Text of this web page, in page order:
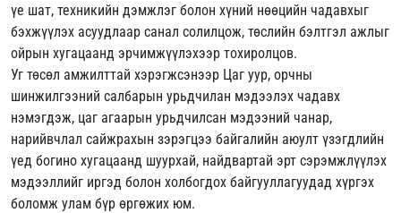
үе шат, техникийн дэмжлэг болон хүний нөөцийн чадавхыг
бэхжүүлэх асуудлаар санал солилцож, төслийн бэлтгэл ажлыг
ойрын хугацаанд эрчимжүүлэхээр тохиролцов.
Уг төсөл амжилттай хэрэгжсэнээр Цаг уур, орчны
шинжилгээний салбарын урьдчилан мэдээлэх чадавх
нэмэгдэж, цаг агаарын урьдчилсан мэдээний чанар,
нарийвчлал сайжрахын зэрэгцээ байгалийн аюулт үзэгдлийн
үед богино хугацаанд шуурхай, найдвартай эрт сэрэмжлүүлэх
мэдээллийг иргэд болон холбогдох байгууллагуудад хүргэх
боломж улам бүр өргөжих юм.